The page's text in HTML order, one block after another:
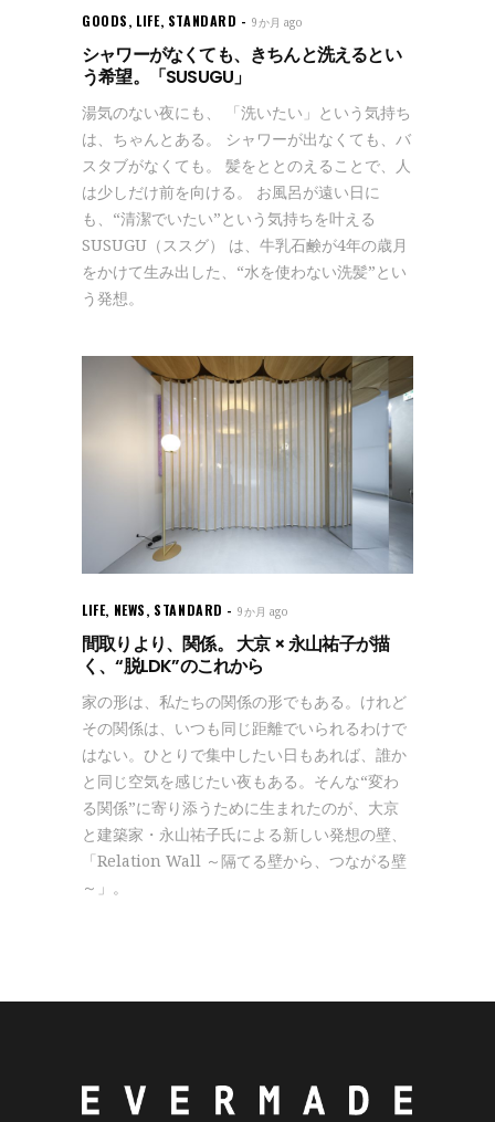
GOODS, LIFE, STANDARD 9か月 ago
シャワーがなくても、きちんと洗えるとい
う希望。「SUSUGU」
湯気のない夜にも、 「洗いたい」という気持ち
は、ちゃんとある。 シャワーが出なくても、バ
スタブがなくても。 髪をととのえることで、人
は少しだけ前を向ける。 お風呂が遠い日に
も、“清潔でいたい”という気持ちを叶える
SUSUGU（ススグ） は、牛乳石鹸が4年の歳月
をかけて生み出した、“水を使わない洗髪”とい
う発想。
LIFE, NEWS, STANDARD 9か月 ago
間取りより、関係。 大京 × 永山祐子が描
く、“脱LDK”のこれから
家の形は、私たちの関係の形でもある。けれど
その関係は、いつも同じ距離でいられるわけで
はない。ひとりで集中したい日もあれば、誰か
と同じ空気を感じたい夜もある。そんな“変わ
る関係”に寄り添うために生まれたのが、大京
と建築家・永山祐子氏による新しい発想の壁、
「Relation Wall ～隔てる壁から、つながる壁
～」。